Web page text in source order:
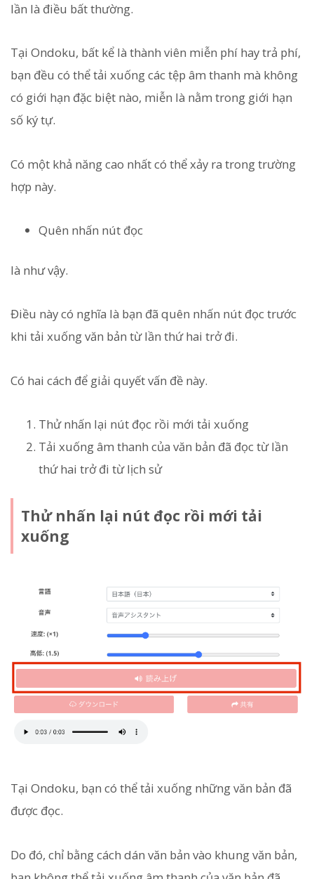
lần là điều bất thường.
Tại Ondoku, bất kể là thành viên miễn phí hay trả phí,
bạn đều có thể tải xuống các tệp âm thanh mà không
có giới hạn đặc biệt nào, miễn là nằm trong giới hạn
số ký tự.
Có một khả năng cao nhất có thể xảy ra trong trường
hợp này.
Quên nhấn nút đọc
là như vậy.
Điều này có nghĩa là bạn đã quên nhấn nút đọc trước
khi tải xuống văn bản từ lần thứ hai trở đi.
Có hai cách để giải quyết vấn đề này.
Thử nhấn lại nút đọc rồi mới tải xuống
Tải xuống âm thanh của văn bản đã đọc từ lần
thứ hai trở đi từ lịch sử
Thử nhấn lại nút đọc rồi mới tải
xuống
Tại Ondoku, bạn có thể tải xuống những văn bản đã
được đọc.
Do đó, chỉ bằng cách dán văn bản vào khung văn bản,